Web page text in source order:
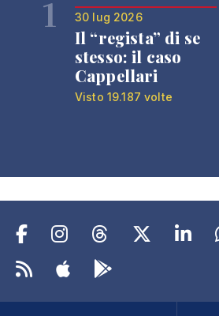
1 30 lug 2026
Il “regista” di se
stesso: il caso
Cappellari
Visto 19.187 volte